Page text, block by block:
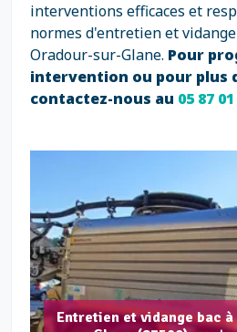
interventions efficaces et
normes d'entretien et
Oradour-sur-Glane. Pour
intervention ou pour plus
contactez-nous au 05 87
Entretien et vidange bac